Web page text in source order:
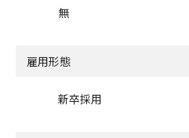
無
雇用形態
新卒採用